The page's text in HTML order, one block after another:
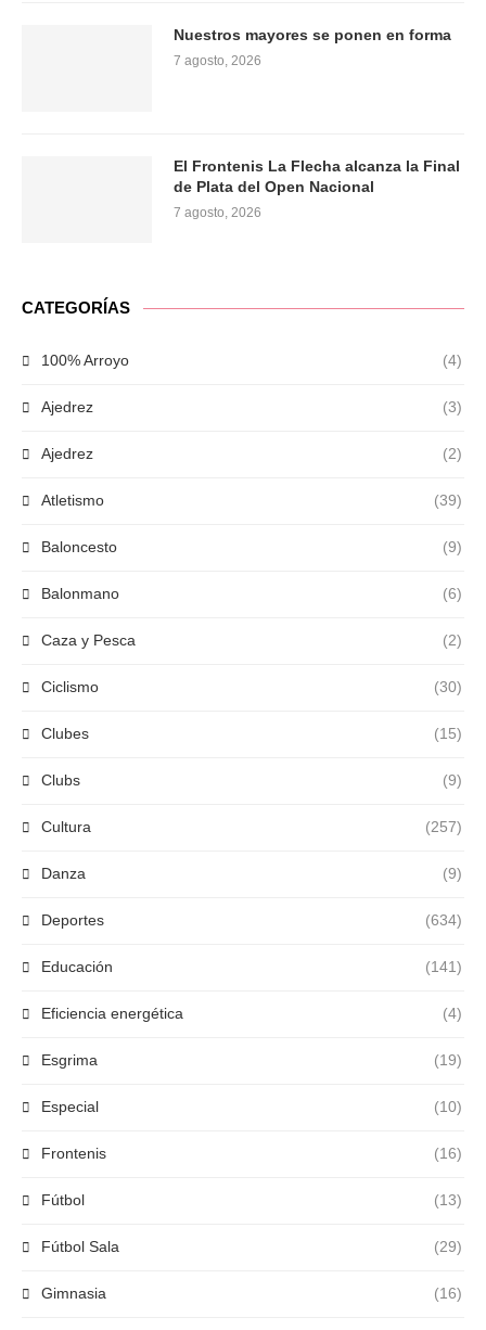
Nuestros mayores se ponen en forma
7 agosto, 2026
El Frontenis La Flecha alcanza la Final
de Plata del Open Nacional
7 agosto, 2026
CATEGORÍAS
100% Arroyo (4)
Ajedrez (3)
Ajedrez (2)
Atletismo (39)
Baloncesto (9)
Balonmano (6)
Caza y Pesca (2)
Ciclismo (30)
Clubes (15)
Clubs (9)
Cultura (257)
Danza (9)
Deportes (634)
Educación (141)
Eficiencia energética (4)
Esgrima (19)
Especial (10)
Frontenis (16)
Fútbol (13)
Fútbol Sala (29)
Gimnasia (16)